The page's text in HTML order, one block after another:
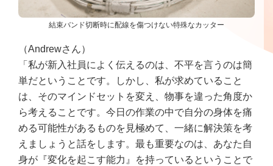
結束バンド切断時に配線を傷つけない特殊なカッター
（Andrewさん）
「私が新入社員によく伝えるのは、不平を言うのは簡
単だということです。しかし、私が求めていること
は、そのマインドセットを変え、物事を違った角度か
ら考えることです。今日の作業の中で自分の身体を痛
める可能性があるものを見極めて、一緒に解決策を考
えましょうと話をします。最も重要なのは、あなた自
身が『変化を起こす能力』を持っているということで